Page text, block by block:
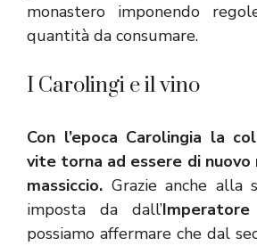
monastero imponendo
quantità da consumare.
I Carolingi e il vino
Con l’epoca Carolingia la
vite torna ad essere di nuovo
massiccio. Grazie anche alla
imposta da dall’
possiamo affermare che dal